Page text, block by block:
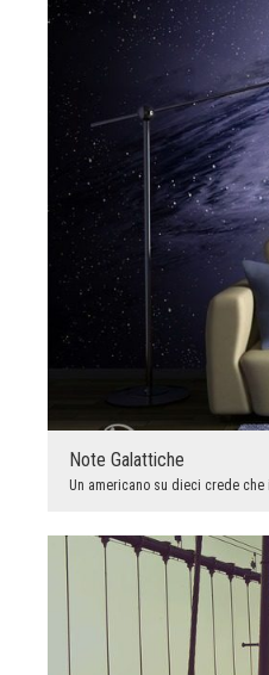
Note Galattiche
Un americano su dieci crede